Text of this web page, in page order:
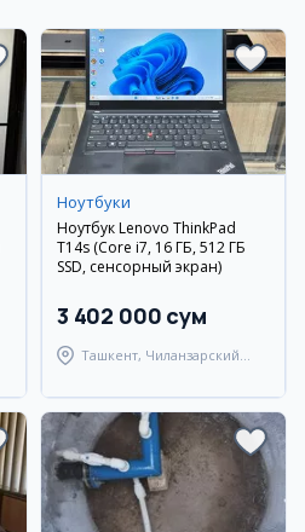
Ноутбуки
Ноутбук Lenovo ThinkPad
T14s (Core i7, 16 ГБ, 512 ГБ
SSD, сенсорный экран)
3 402 000 сум
Ташкент, Чиланзарский